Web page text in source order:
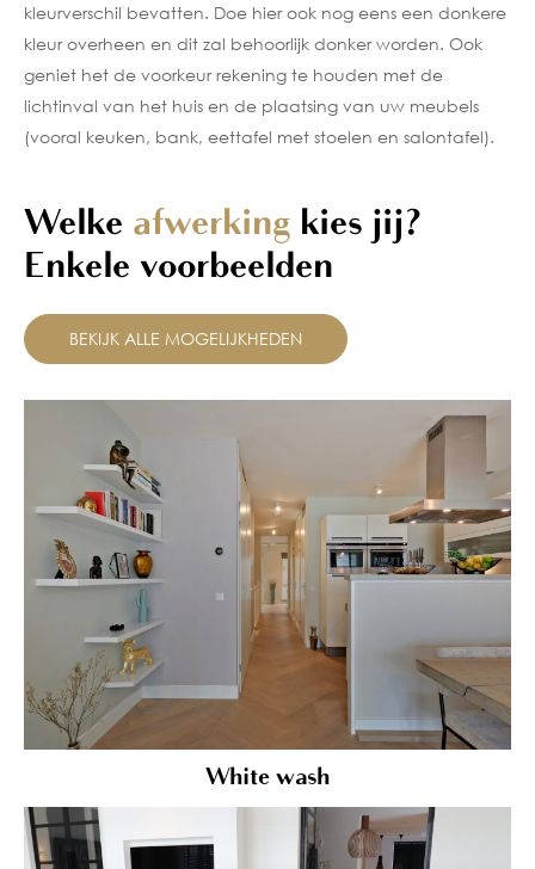
kleurverschil bevatten. Doe hier ook nog eens een donkere
kleur overheen en dit zal behoorlijk donker worden. Ook
geniet het de voorkeur rekening te houden met de
lichtinval van het huis en de plaatsing van uw meubels
(vooral keuken, bank, eettafel met stoelen en salontafel).
Welke afwerking kies jij?
Enkele voorbeelden
BEKIJK ALLE MOGELIJKHEDEN
White wash